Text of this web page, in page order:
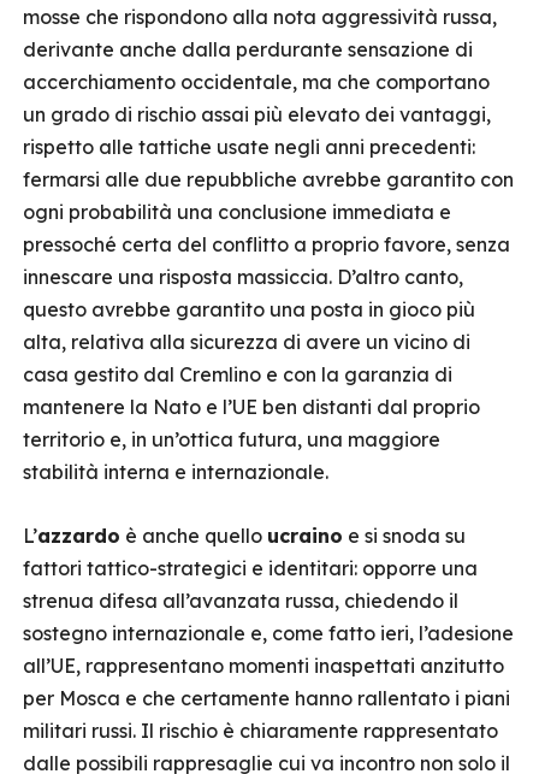
mosse che rispondono alla nota aggressività russa,
derivante anche dalla perdurante sensazione di
accerchiamento occidentale, ma che comportano
un grado di rischio assai più elevato dei vantaggi,
rispetto alle tattiche usate negli anni precedenti:
fermarsi alle due repubbliche avrebbe garantito con
ogni probabilità una conclusione immediata e
pressoché certa del conflitto a proprio favore, senza
innescare una risposta massiccia. D’altro canto,
questo avrebbe garantito una posta in gioco più
alta, relativa alla sicurezza di avere un vicino di
casa gestito dal Cremlino e con la garanzia di
mantenere la Nato e l’UE ben distanti dal proprio
territorio e, in un’ottica futura, una maggiore
stabilità interna e internazionale.
L’azzardo è anche quello ucraino e si snoda su
fattori tattico-strategici e identitari: opporre una
strenua difesa all’avanzata russa, chiedendo il
sostegno internazionale e, come fatto ieri, l’adesione
all’UE, rappresentano momenti inaspettati anzitutto
per Mosca e che certamente hanno rallentato i piani
militari russi. Il rischio è chiaramente rappresentato
dalle possibili rappresaglie cui va incontro non solo il